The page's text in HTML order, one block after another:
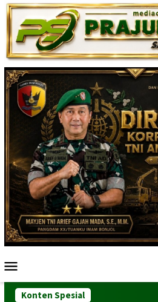
Loncat
ke
konten
Mobile
Konten Spesial